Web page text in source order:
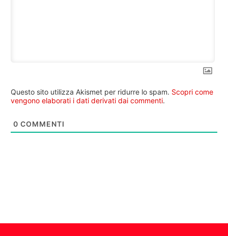
Questo sito utilizza Akismet per ridurre lo spam. Scopri come
vengono elaborati i dati derivati dai commenti.
0 COMMENTI